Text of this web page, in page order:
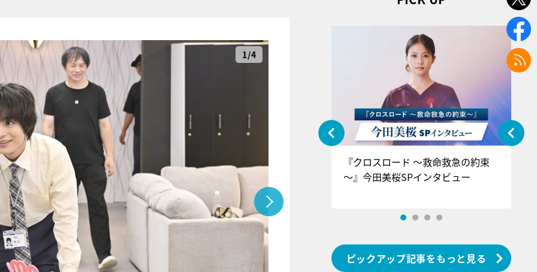
1/4
『アイ＝ラブ！げーみんぐ』＝LOV
E齋藤樹愛羅＆佐々木舞香SPインタ
ビュー
『クロスロード ～救命救急の約束
～』今田美桜SPインタビュー
ピックアップ記事をもっと見る